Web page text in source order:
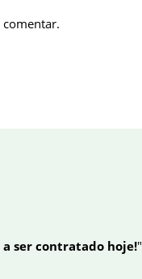
comentar.
ser contratado hoje!"